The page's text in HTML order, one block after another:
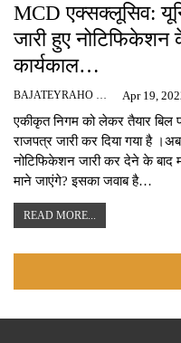
MCD एक्सक्लूसिव:
जारी हुए नोटिफिकेशन
कार्यकाल…
BAJATEYRAHO NEWS Apr 19,
एकीकृत निगम को लेकर तैयार बिल
राजपत्र जारी कर दिया गया है
नोटिफिकेशन जारी कर देने के बाद
माने जाएंगे? इसका जवाब है…
READ MORE...